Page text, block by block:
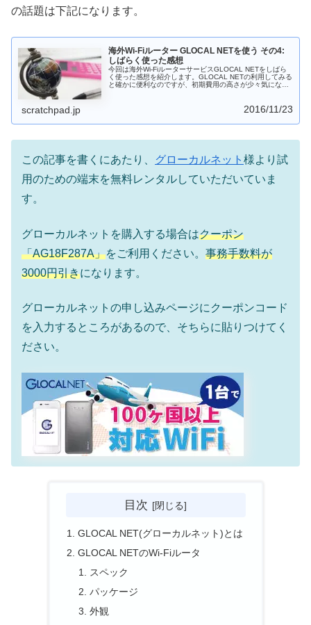
の話題は下記になります。
海外Wi-Fiルーター GLOCAL NETを使う その4:
しばらく使った感想
今回は海外Wi-FiルーターサービスGLOCAL NETをしばら
く使った感想を紹介します。GLOCAL NETの利用してみる
と確かに便利なのですが、初期費用の高さが少々気になり
scratchpad.jp 2016/11/23
この記事を書くにあたり、 グローカルネット 様より試
用のための端末を無料レンタルしていただいていま
す。
グローカルネットを購入する場合はクーポン
「AG18F287A」をご利用ください。 事務手数料が
3000円引きになります。
グローカルネットの申し込みページにクーポンコード
を入力するところがあるので、そちらに貼りつけてく
ださい。
目次
GLOCAL NET(グローカルネット)とは
GLOCAL NETのWi-Fiルータ
スペック
パッケージ
外観